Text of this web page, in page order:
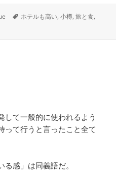
タ
ホテルも高い,小樽,旅と食,
して一般的に使われるよう
って行うと言ったこと全て
る感」は同義語だ。